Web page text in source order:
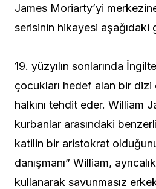
James Moriarty’yi
serisinin hikayesi aşağıdaki
19. yüzyılın sonlarında
çocukları hedef alan bir
halkını tehdit eder. William
kurbanlar arasındaki
katilin bir aristokrat
danışmanı” William,
kullanarak savunmasız